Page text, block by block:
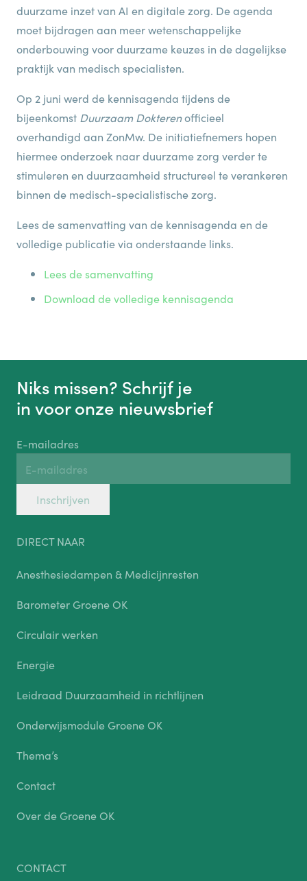
duurzame inzet van AI en digitale zorg. De agenda
moet bijdragen aan meer wetenschappelijke
onderbouwing voor duurzame keuzes in de dagelijkse
praktijk van medisch specialisten.
Op 2 juni werd de kennisagenda tijdens de
bijeenkomst Duurzaam Dokterenofficieel
overhandigd aan ZonMw. De initiatiefnemers hopen
hiermee onderzoek naar duurzame zorg verder te
stimuleren en duurzaamheid structureel te verankeren
binnen de medisch-specialistische zorg.
Lees de samenvatting van de kennisagenda en de
volledige publicatie via onderstaande links.
Lees de samenvatting
Download de volledige kennisagenda
Niks missen? Schrijf je
in voor onze nieuwsbrief
E-mailadres
Inschrijven
DIRECT NAAR
Anesthesiedampen & Medicijnresten
Barometer Groene OK
Circulair werken
Energie
Leidraad Duurzaamheid in richtlijnen
Onderwijsmodule Groene OK
Thema’s
Contact
Over de Groene OK
CONTACT